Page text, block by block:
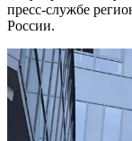
пресс-службе
России.